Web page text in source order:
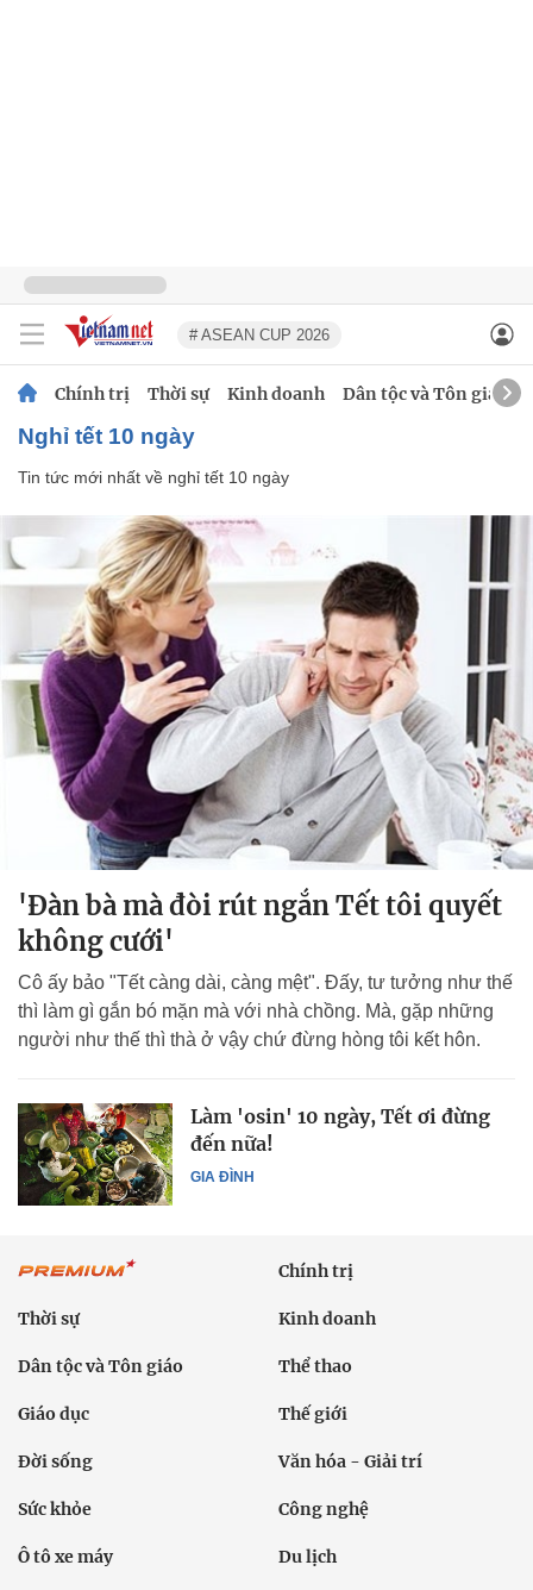
# ASEAN CUP 2026
Chính trị Thời sự Kinh doanh Dân tộc và Tôn giáo
nghỉ tết 10 ngày
Tin tức mới nhất về nghỉ tết 10 ngày
'Đàn bà mà đòi rút ngắn Tết tôi quyết
không cưới'
Cô ấy bảo "Tết càng dài, càng mệt". Đấy, tư tưởng như thế
thì làm gì gắn bó mặn mà với nhà chồng. Mà, gặp những
người như thế thì thà ở vậy chứ đừng hòng tôi kết hôn.
GIA ĐÌNH
Làm 'osin' 10 ngày, Tết ơi đừng
đến nữa!
Chính trị
Thời sự Kinh doanh
Dân tộc và Tôn giáo Thể thao
Giáo dục Thế giới
Đời sống Văn hóa - Giải trí
Sức khỏe Công nghệ
Ô tô xe máy Du lịch